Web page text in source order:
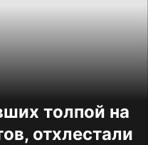
толпой на
отхлестали